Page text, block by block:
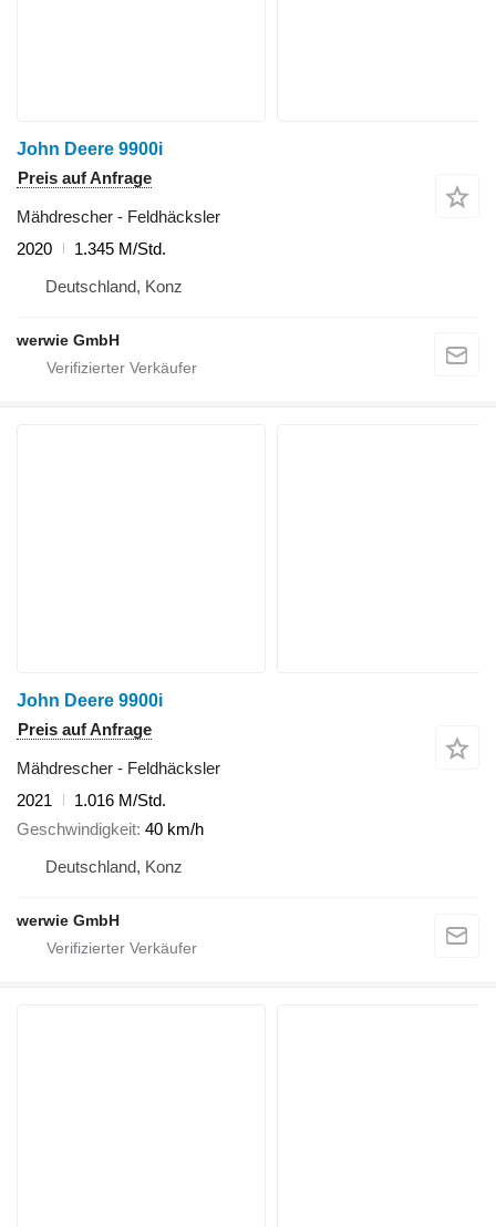
John Deere 9900i
Preis auf Anfrage
Mähdrescher - Feldhäcksler
2020
1.345 M/Std.
Deutschland, Konz
werwie GmbH
John Deere 9900i
Preis auf Anfrage
Mähdrescher - Feldhäcksler
2021
1.016 M/Std.
Geschwindigkeit 40 km/h
Deutschland, Konz
werwie GmbH